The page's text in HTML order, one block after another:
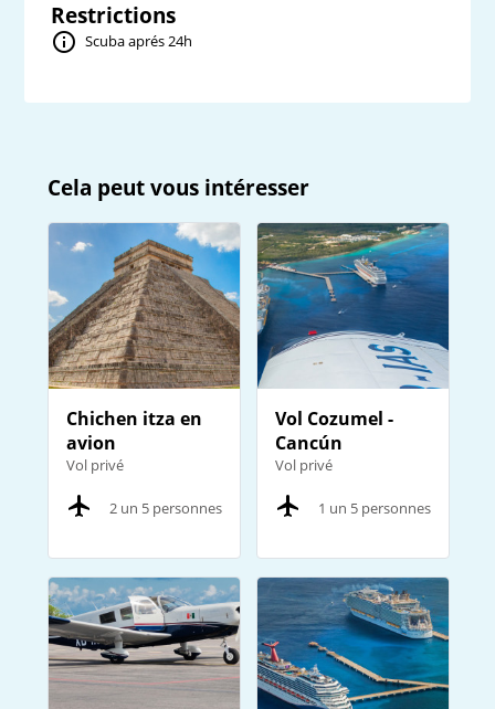
Restrictions
Scuba aprés 24h
Cela peut vous intéresser
Chichen itza en
avion
Vol privé
2 un 5 personnes
Vol Cozumel -
Cancún
Vol privé
1 un 5 personnes